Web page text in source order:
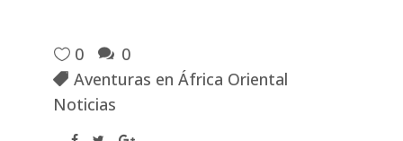
0
0
Aventuras en África Oriental
Noticias